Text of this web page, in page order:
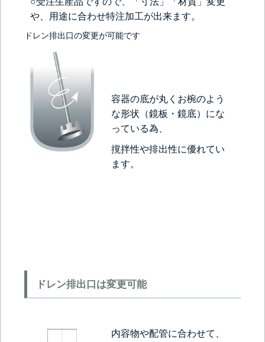
や、用途に合わせ特注加工が出来ます。
ドレン排出口の変更が可能です
容器の底が丸くお椀のよう
な形状（鏡板・鏡底）にな
っている為、
撹拌性や排出性に優れてい
ます。
ドレン排出口は変更可能
内容物や配管に合わせて、